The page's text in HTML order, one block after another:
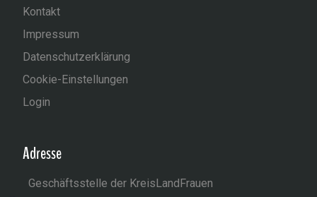
Kontakt
Impressum
Datenschutzerklärung
Cookie-Einstellungen
Login
Adresse
Geschäftsstelle der KreisLandFrauen